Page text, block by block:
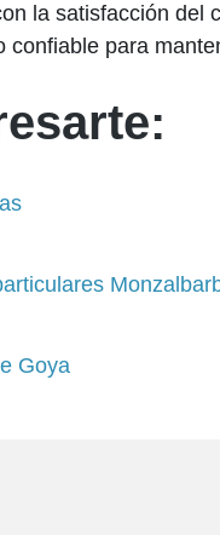
la satisfacción del
para
Goya